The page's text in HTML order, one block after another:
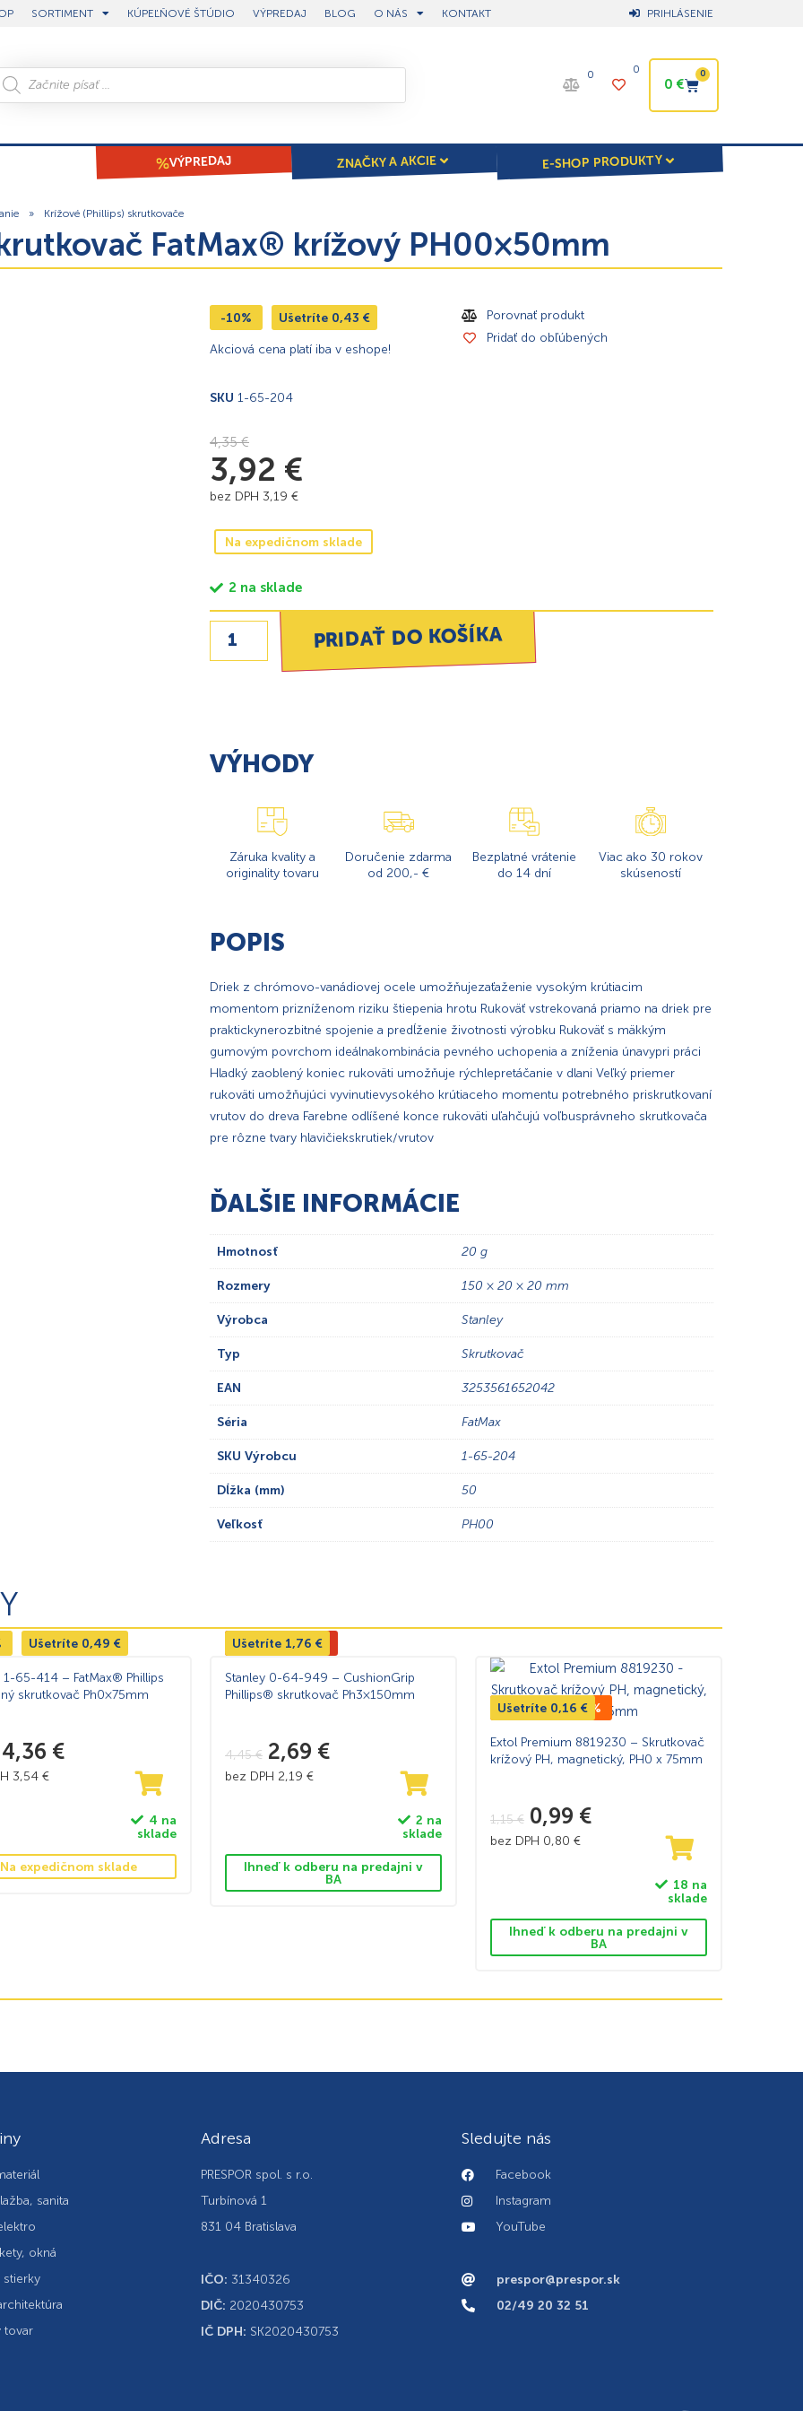
SORTIMENT KÚPEĽŇOVÉ ŠTÚDIO VÝPREDAJ BLOG O NÁS KONTAKT PRIHLÁSENIE
0 0
0€
0
VÝPREDAJ ZNAČKY A AKCIE E-SHOP PRODUKTY
» Krížové (Phillips) skrutkovače
FatMax® krížový PH00×50mm
-10% Ušetríte 0,43 €
Akciová cena platí iba v eshope!
SKU 1-65-204
Porovnať produkt
Pridať do obľúbených
4,35€
3,92 €
bez DPH 3,19 €
Na expedičnom sklade
2 na sklade
PRIDAŤ DO KOŠÍKA
VÝHODY
Záruka kvality a
originality tovaru
Doručenie zdarma
od 200,- €
Bezplatné vrátenie
do 14 dní
Viac ako 30 rokov
skúseností
POPIS
Driek z chrómovo-vanádiovej ocele umožňujezaťaženie vysokým krútiacim
momentom prizníženom riziku štiepenia hrotu Rukoväť vstrekovaná priamo na driek pre
praktickynerozbitné spojenie a predĺženie životnosti výrobku Rukoväť s mäkkým
gumovým povrchom ideálnakombinácia pevného uchopenia a zníženia únavypri práci
Hladký zaoblený koniec rukoväti umožňuje rýchlepretáčanie v dlani Veľký priemer
rukoväti umožňujúci vyvinutievysokého krútiaceho momentu potrebného priskrutkovaní
vrutov do dreva Farebne odlíšené konce rukoväti uľahčujú voľbusprávneho skrutkovača
pre rôzne tvary hlavičiekskrutiek/vrutov
ĎALŠIE INFORMÁCIE
Hmotnosť 20 g
Rozmery 150 × 20 × 20 mm
Výrobca Stanley
Typ Skrutkovač
EAN 3253561652042
Séria FatMax
SKU Výrobcu 1-65-204
Dĺžka (mm) 50
Veľkosť PH00
Ušetríte 0,49 €
1-65-414 – FatMax® Phillips
skrutkovač Ph0×75mm
4,36 €
3,54 €
4 na
sklade
Na expedičnom sklade
Výpredaj -40%
Ušetríte 1,76 €
Stanley 0-64-949 – CushionGrip
Phillips® skrutkovač Ph3×150mm
4,45€ 2,69 €
bez DPH 2,19 €
2 na
sklade
Ihneď k odberu na predajni v
BA
TOP CENA -14%
Ušetríte 0,16 €
Extol Premium 8819230 – Skrutkovač
krížový PH, magnetický, PH0 x 75mm
1,15€ 0,99 €
bez DPH 0,80 €
18 na
sklade
Ihneď k odberu na predajni v
BA
sanita
okná
stierky
tovar
Adresa
PRESPOR spol. s r.o.
Turbínová 1
831 04 Bratislava
IČO: 31340326
DIČ: 2020430753
IČ DPH: SK2020430753
Sledujte nás
Facebook
Instagram
YouTube
prespor@prespor.sk
02/49 20 32 51